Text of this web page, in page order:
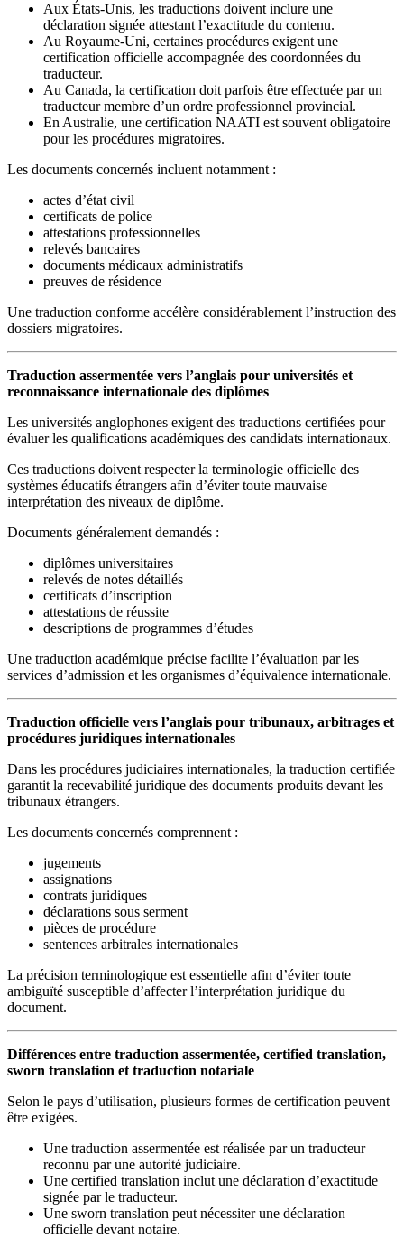
Aux États-Unis, les traductions doivent inclure une
déclaration signée attestant l’exactitude du contenu.
Au Royaume-Uni, certaines procédures exigent une
certification officielle accompagnée des coordonnées du
traducteur.
Au Canada, la certification doit parfois être effectuée par un
traducteur membre d’un ordre professionnel provincial.
En Australie, une certification NAATI est souvent obligatoire
pour les procédures migratoires.
Les documents concernés incluent notamment :
actes d’état civil
certificats de police
attestations professionnelles
relevés bancaires
documents médicaux administratifs
preuves de résidence
Une traduction conforme accélère considérablement l’instruction des
dossiers migratoires.
Traduction assermentée vers l’anglais pour universités et
reconnaissance internationale des diplômes
Les universités anglophones exigent des traductions certifiées pour
évaluer les qualifications académiques des candidats internationaux.
Ces traductions doivent respecter la terminologie officielle des
systèmes éducatifs étrangers afin d’éviter toute mauvaise
interprétation des niveaux de diplôme.
Documents généralement demandés :
diplômes universitaires
relevés de notes détaillés
certificats d’inscription
attestations de réussite
descriptions de programmes d’études
Une traduction académique précise facilite l’évaluation par les
services d’admission et les organismes d’équivalence internationale.
Traduction officielle vers l’anglais pour tribunaux, arbitrages et
procédures juridiques internationales
Dans les procédures judiciaires internationales, la traduction certifiée
garantit la recevabilité juridique des documents produits devant les
tribunaux étrangers.
Les documents concernés comprennent :
jugements
assignations
contrats juridiques
déclarations sous serment
pièces de procédure
sentences arbitrales internationales
La précision terminologique est essentielle afin d’éviter toute
ambiguïté susceptible d’affecter l’interprétation juridique du
document.
Différences entre traduction assermentée, certified translation,
sworn translation et traduction notariale
Selon le pays d’utilisation, plusieurs formes de certification peuvent
être exigées.
Une traduction assermentée est réalisée par un traducteur
reconnu par une autorité judiciaire.
Une certified translation inclut une déclaration d’exactitude
signée par le traducteur.
Une sworn translation peut nécessiter une déclaration
officielle devant notaire.